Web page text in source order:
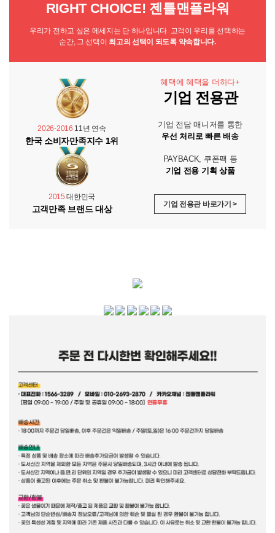
RIGHT CHOICE! 젠틀맨플라워
우리가 전하고 싶은 메세지는 단 하나입니다. 고객이 우리를 선택하는
순간, 그 선택이 최고의 선택이 되도록 약속합니다.
2026-2016 11년 연속
한국 소비자만족지수 1위
2015 대한민국
고객만족 브랜드 대상
혜택에 혜택을 더하다+
기업 전용관
기업 전담 매니저를 통한
우선 처리로 빠른 배송
PAYBACK, 쿠폰팩 등
기업 전용 기획 상품
기업 전용관 바로가기 >